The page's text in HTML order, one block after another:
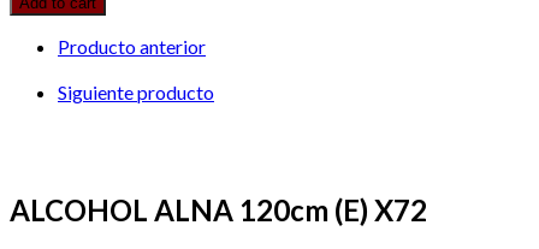
120cm
quantity
Producto anterior
Siguiente producto
ALCOHOL ALNA 120cm (E) X72